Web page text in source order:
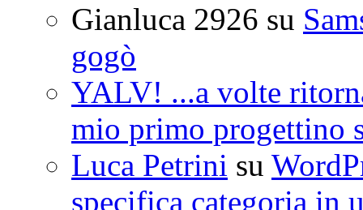
Gianluca 2926 su
gogò
YALV! ...a volte
mio primo progettino
Luca Petrini su
specifica categoria in